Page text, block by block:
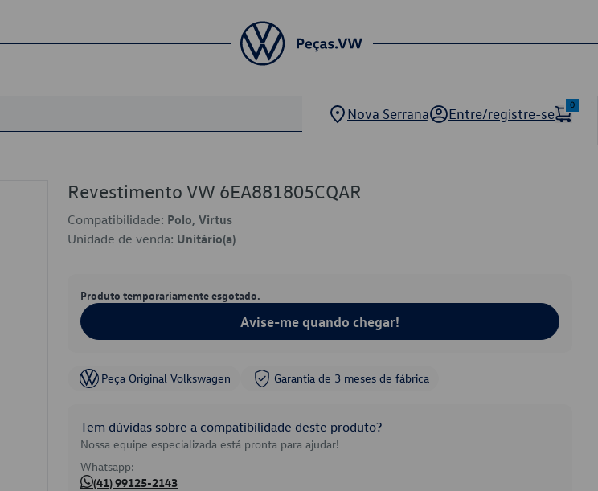
Nova Serrana Entre/registre-se
0
Revestimento VW 6EA881805CQAR
Compatibilidade: Polo, Virtus
Unidade de venda: Unitário(a)
Produto temporariamente esgotado.
Avise-me quando chegar!
Peça Original Volkswagen Garantia de 3 meses de fábrica
Tem dúvidas sobre a compatibilidade deste produto?
Nossa equipe especializada está pronta para ajudar!
Whatsapp:
(41) 99125-2143